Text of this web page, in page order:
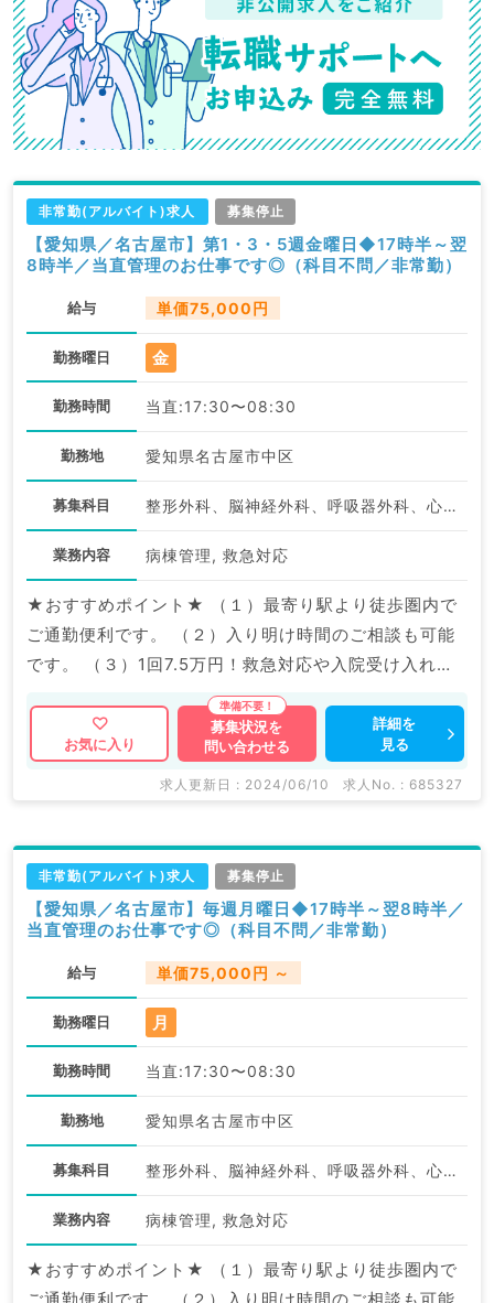
非常勤(アルバイト)求人 募集停止
【愛知県／名古屋市】第1・3・5週金曜日◆17時半～翌
8時半／当直管理のお仕事です◎（科目不問／非常勤）
給与 単価75,000円
勤務曜日 金
勤務時間 当直:17:30〜08:30
勤務地 愛知県名古屋市中区
募集科目 整形外科、脳神経外科、呼吸器外科、心臓血管外科、泌尿器科、一般内科、循環器内科、消化器内科、内分泌・代謝内科、腎臓内科、外科系全般、一般外科、消化器外科、科目不問
業務内容 病棟管理, 救急対応
★おすすめポイント★ （１）最寄り駅より徒歩圏内で
ご通勤便利です。 （２）入り明け時間のご相談も可能
です。 （３）1回7.5万円！救急対応や入院受け入れ対
応の際はインセンティブ支給もございます。 マイナビ
DOCTORでは病院やクリニックなどの医療機関求人は
もちろんのこと、 掲載情報以外にも産業医等の企業系
求人も多数扱っています。 求人内容の詳細等はお気軽
お気に入り
募集状況を
問い合わせる
詳細を
見る
求人更新日 : 2024/06/10 求人No. : 685327
非常勤(アルバイト)求人 募集停止
【愛知県／名古屋市】毎週月曜日◆17時半～翌8時半／
当直管理のお仕事です◎（科目不問／非常勤）
給与 単価75,000円 ～
勤務曜日 月
勤務時間 当直:17:30〜08:30
勤務地 愛知県名古屋市中区
募集科目 整形外科、脳神経外科、呼吸器外科、心臓血管外科、泌尿器科、一般内科、循環器内科、消化器内科、内分泌・代謝内科、腎臓内科、外科系全般、一般外科、消化器外科、科目不問
業務内容 病棟管理, 救急対応
★おすすめポイント★ （１）最寄り駅より徒歩圏内で